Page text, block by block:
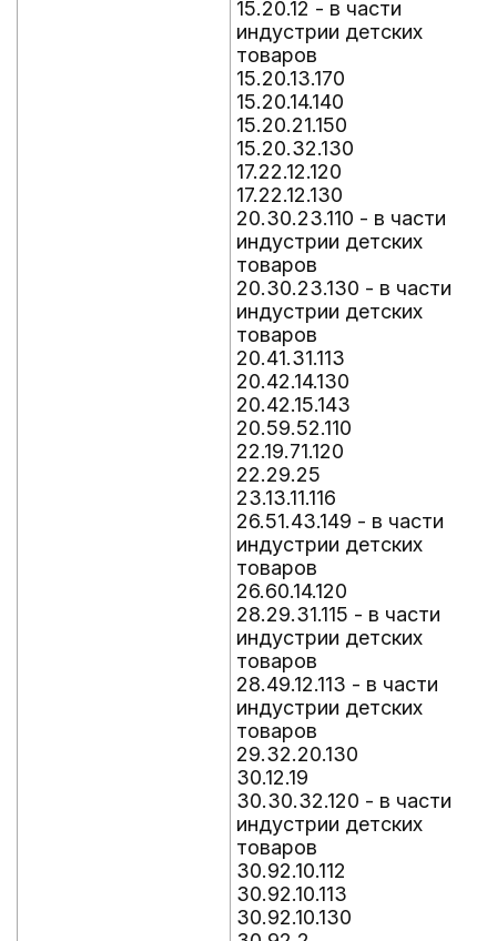
15.20.12 - в части
индустрии детских
товаров
15.20.13.170
15.20.14.140
15.20.21.150
15.20.32.130
17.22.12.120
17.22.12.130
20.30.23.110 - в части
индустрии детских
товаров
20.30.23.130 - в части
индустрии детских
товаров
20.41.31.113
20.42.14.130
20.42.15.143
20.59.52.110
22.19.71.120
22.29.25
23.13.11.116
26.51.43.149 - в части
индустрии детских
товаров
26.60.14.120
28.29.31.115 - в части
индустрии детских
товаров
28.49.12.113 - в части
индустрии детских
товаров
29.32.20.130
30.12.19
30.30.32.120 - в части
индустрии детских
товаров
30.92.10.112
30.92.10.113
30.92.10.130